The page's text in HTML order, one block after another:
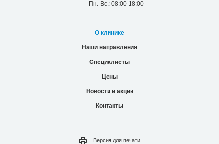
Пн.-Вс.: 08:00-18:00
О клинике
Наши направления
Специалисты
Цены
Новости и акции
Контакты
Версия для печати